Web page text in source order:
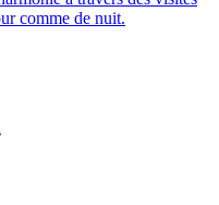
comme de nuit.